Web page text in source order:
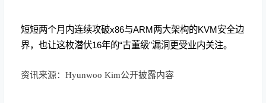
短短两个月内连续攻破x86与ARM两大架构的KVM安全边
界，也让这枚潜伏16年的“古董级”漏洞更受业内关注。
资讯来源：Hyunwoo Kim公开披露内容